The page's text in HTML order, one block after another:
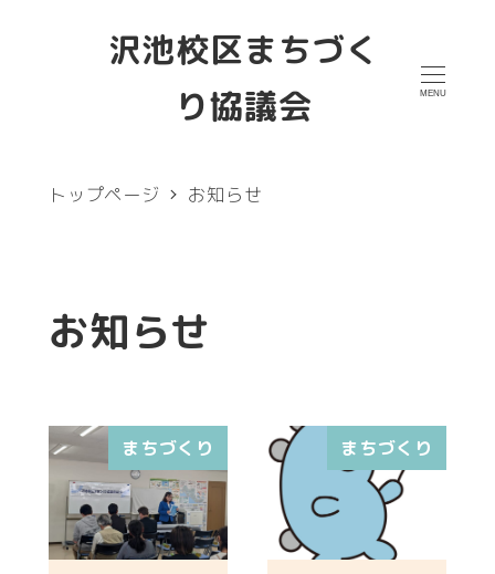
沢池校区まちづく
り協議会
MENU
トップページ お知らせ
お知らせ
まちづくり まちづくり